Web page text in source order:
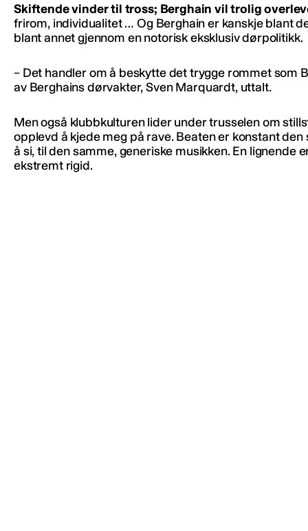
Skiftende vinder til tross; Berghain vil trolig
frirom, individualitet … Og Berghain er kanskje blant
blant annet gjennom en notorisk eksklusiv dørpolitikk.
– Det handler om å beskytte det trygge rommet som
av Berghains dørvakter, Sven Marquardt, uttalt.
Men også klubbkulturen lider under trusselen om
opplevd å kjede meg på rave. Beaten er konstant
å si, til den samme, generiske musikken. En
ekstremt rigid.